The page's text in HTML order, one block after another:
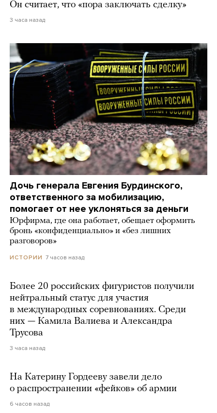
Он считает, что «пора заключать сделку»
3 часа назад
Дочь генерала Евгения Бурдинского,
ответственного за мобилизацию,
помогает от нее уклоняться за деньги
Юрфирма, где она работает, обещает оформить
бронь «конфиденциально» и «без лишних
разговоров»
ИСТОРИИ 7 часов назад
Более 20 российских фигуристов получили
нейтральный статус для участия
в международных соревнованиях. Среди
них — Камила Валиева и Александра
Трусова
3 часа назад
На Катерину Гордееву завели дело
о распространении «фейков» об армии
6 часов назад